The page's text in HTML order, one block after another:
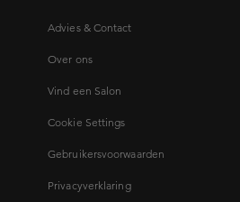
Advies & Contact
Over ons
Vind een Salon
Cookie Settings
Gebruikersvoorwaarden
Privacyverklaring